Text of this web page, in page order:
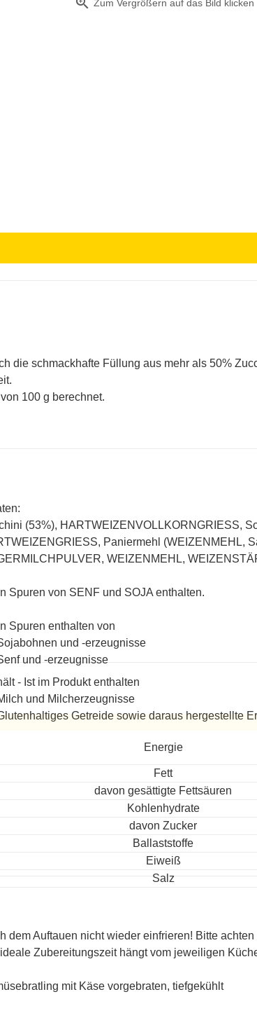
Zum Vergrößern auf das Bild klicken
die schmackhafte Füllung aus mehr als 50%
100 g berechnet.
(53%), HARTWEIZENVOLLKORNGRIESS,
Paniermehl (WEIZENMEHL,
WEIZENMEHL,
Spuren von SENF und SOJA enthalten.
Spuren enthalten von
und -erzeugnisse
und -erzeugnisse
- Ist im Produkt enthalten
und Milcherzeugnisse
Getreide sowie daraus hergestellte
Energie
Fett
davon gesättigte Fettsäuren
Kohlenhydrate
davon Zucker
Ballaststoffe
Eiweiß
Salz
dem Auftauen nicht wieder einfrieren! Bitte
Zubereitungszeit hängt vom jeweiligen
mit Käse vorgebraten, tiefgekühlt